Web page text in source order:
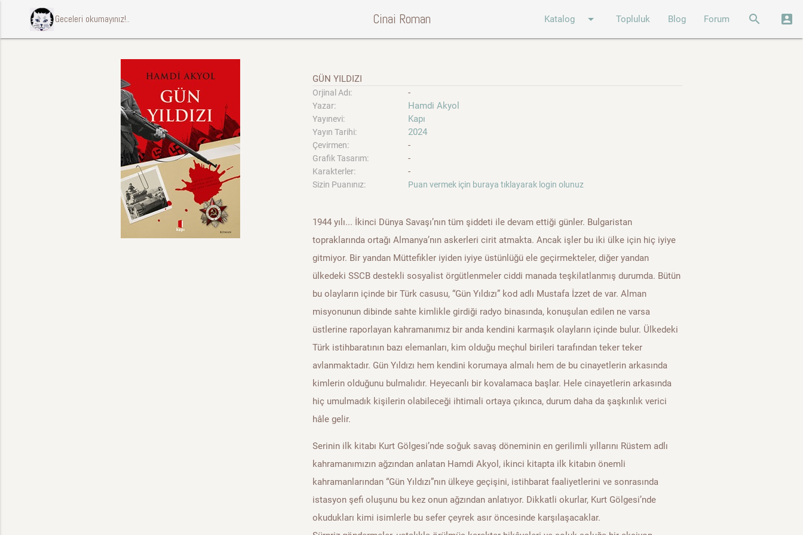
ccccci Geceleri okumayınız!.. Cinai Roman Katalog arrow_drop_down Topluluk Blog Forum search account_box
GÜN YILDIZI
Orjinal Adı: -
Yazar: Hamdi Akyol
Yayınevi: Kapı
Yayın Tarihi: 2024
Çevirmen: -
Grafik Tasarım: -
Karakterler: -
Sizin Puanınız: Puan vermek için buraya tıklayarak login olunuz
1944 yılı... İkinci Dünya Savaşı’nın tüm şiddeti ile devam ettiği günler. Bulgaristan
topraklarında ortağı Almanya’nın askerleri cirit atmakta. Ancak işler bu iki ülke için hiç iyiye
gitmiyor. Bir yandan Müttefikler iyiden iyiye üstünlüğü ele geçirmekteler, diğer yandan
ülkedeki SSCB destekli sosyalist örgütlenmeler ciddi manada teşkilatlanmış durumda. Bütün
bu olayların içinde bir Türk casusu, “Gün Yıldızı” kod adlı Mustafa İzzet de var. Alman
misyonunun dibinde sahte kimlikle girdiği radyo binasında, konuşulan edilen ne varsa
üstlerine raporlayan kahramanımız bir anda kendini karmaşık olayların içinde bulur. Ülkedeki
Türk istihbaratının bazı elemanları, kim olduğu meçhul birileri tarafından teker teker
avlanmaktadır. Gün Yıldızı hem kendini korumaya almalı hem de bu cinayetlerin arkasında
kimlerin olduğunu bulmalıdır. Heyecanlı bir kovalamaca başlar. Hele cinayetlerin arkasında
hiç umulmadık kişilerin olabileceği ihtimali ortaya çıkınca, durum daha da şaşkınlık verici
hâle gelir.
Serinin ilk kitabı Kurt Gölgesi’nde soğuk savaş döneminin en gerilimli yıllarını Rüstem adlı
kahramanımızın ağzından anlatan Hamdi Akyol, ikinci kitapta ilk kitabın önemli
kahramanlarından “Gün Yıldızı”nın ülkeye geçişini, istihbarat faaliyetlerini ve sonrasında
istasyon şefi oluşunu bu kez onun ağzından anlatıyor. Dikkatli okurlar, Kurt Gölgesi’nde
okudukları kimi isimlerle bu sefer çeyrek asır öncesinde karşılaşacaklar.